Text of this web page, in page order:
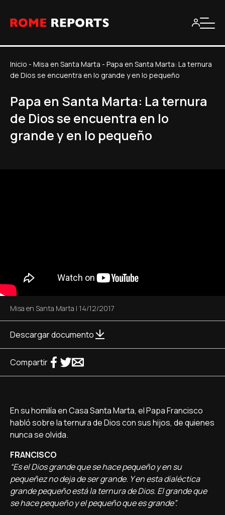
Inicio - Misa en Santa Marta - Papa en Santa Marta: La ternura
de Dios se encuentra en lo grande y en lo pequeño
Papa en Santa Marta: La ternura
de Dios se encuentra en lo
grande y en lo pequeño
Misa en Santa Marta | 14/12/2017
Descargar documento
Compartir
En su homilía en Casa Santa Marta, el Papa Francisco
habló sobre la ternura de Dios con sus hijos, de quienes
nunca se olvida.
FRANCISCO
“Es el Dios grande que se hace pequeño y en su
pequeñez no deja de ser grande. Y en esta dialéctica
grande pequeño está la ternura de Dios. El grande que
se hace pequeño y el pequeño que es grande”.